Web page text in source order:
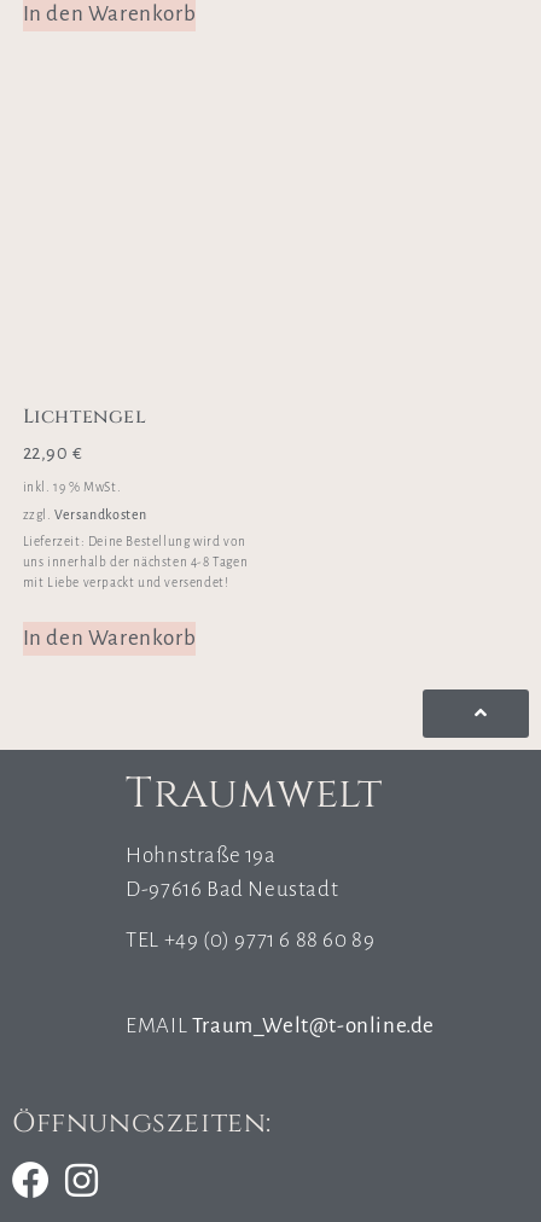
In den Warenkorb
Lichtengel
22,90€
inkl. 19 % MwSt.
zzgl.Versandkosten
Lieferzeit: Deine Bestellung wird von
uns innerhalb der nächsten 4-8 Tagen
mit Liebe verpackt und versendet!
In den Warenkorb
Traumwelt
Hohnstraße 19a
D-97616 Bad Neustadt
TEL +49 (0) 9771 6 88 60 89
EMAIL Traum_Welt@t-online.de
Öffnungszeiten: